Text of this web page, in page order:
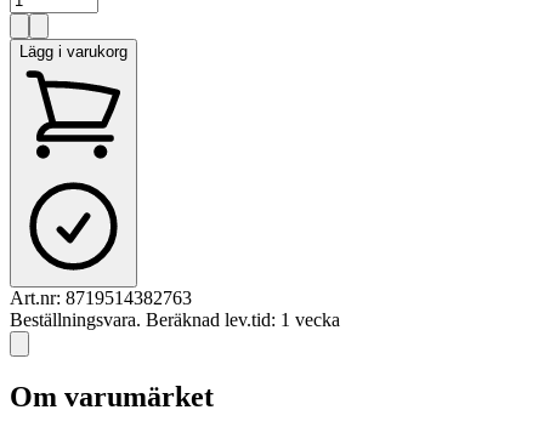
Lägg i varukorg
Art.nr: 8719514382763
Beställningsvara. Beräknad lev.tid: 1 vecka
Om varumärket